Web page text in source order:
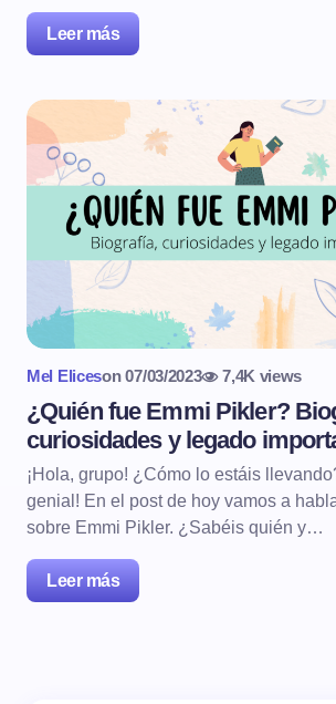
Leer más
Mel Eliceson 07/03/2023 7,4K views
¿Quién fue Emmi Pikler?
curiosidades y legado
¡Hola, grupo! ¿Cómo lo estáis
genial! En el post de hoy vamos a
sobre Emmi Pikler. ¿Sabéis quién y…
Leer más